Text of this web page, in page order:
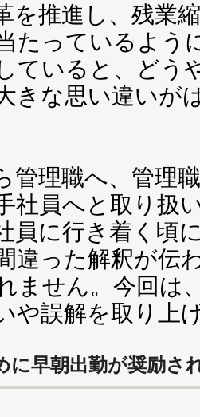
推進し、残業
たっているよう
ていると、どう
きな思い違いが
理職へ、管理
社員へと取り扱
員に行き着く頃
違った解釈が伝
ません。今回は
や誤解を取り上
に早朝出勤が奨励さ